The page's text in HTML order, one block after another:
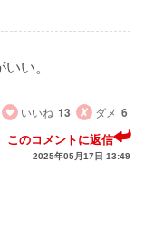
い。
いいね 13 ダメ 6
このコメントに返信
2025年05月17日 13:49